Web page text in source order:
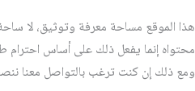
هذا الموقع مساحة معرفة وتوثيق، لا
محتواه إنما يفعل ذلك على أساس احترام
ومع ذلك إن كنت ترغب بالتواصل معنا